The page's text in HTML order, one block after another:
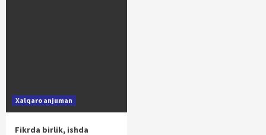
Xalqaro anjuman
Fikrda birlik, ishda